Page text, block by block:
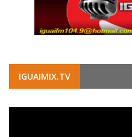
IGUAIMIX.TV